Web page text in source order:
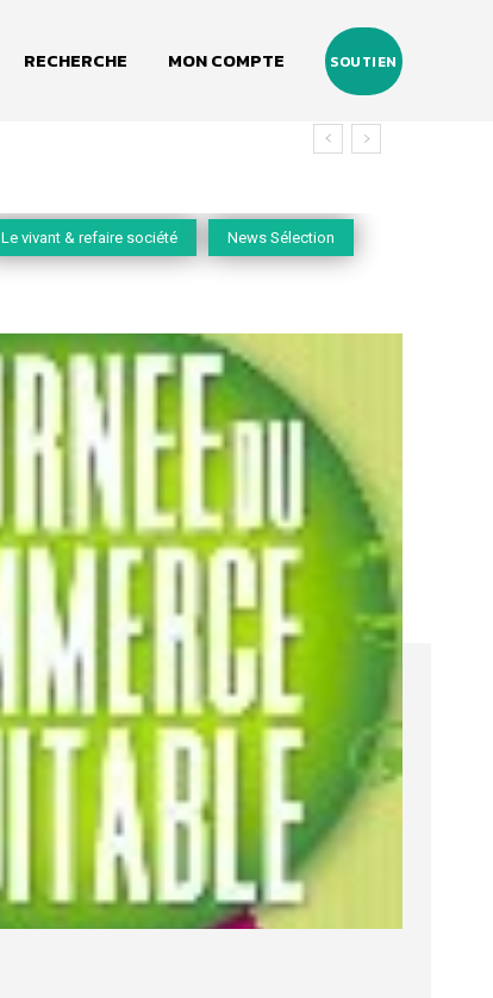
RECHERCHE MON COMPTE SOUTIEN
Le vivant & refaire société News Sélection